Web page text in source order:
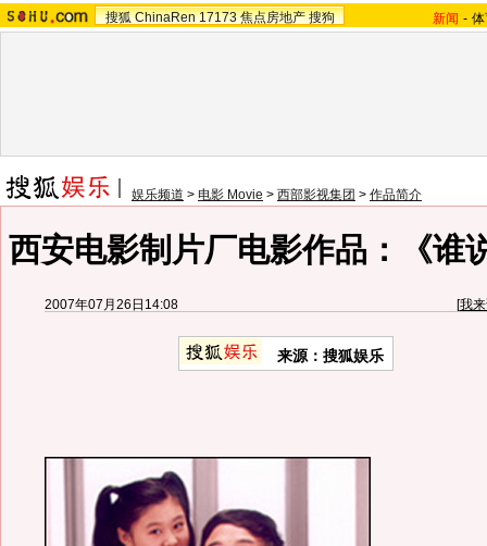
搜狐 ChinaRen 17173 焦点房地产 搜狗 新闻 -
娱乐频道 > 电影 Movie > 西部影视集团 > 作品简介
西安电影制片厂电影作品：《谁
2007年07月26日14:08 [我
来源：搜狐娱乐